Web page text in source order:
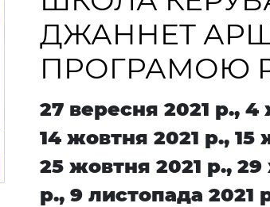
ДЖАННЕТ
ПРОГРАМОЮ
27 вересня 2021 р., 4
14 жовтня 2021 р., 15
25 жовтня 2021 р.,
р., 9 листопада 2021